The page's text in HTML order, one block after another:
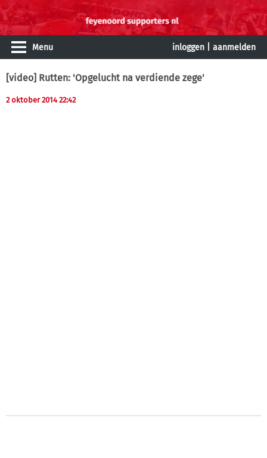
Menu inloggen aanmelden
[video] Rutten: 'Opgelucht na verdiende zege'
2 oktober 2014 22:42